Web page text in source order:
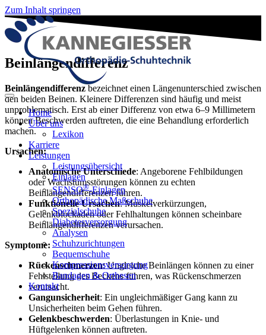
Zum Inhalt springen
Home
Über uns
Lexikon
Karriere
Leistungen
Leistungsübersicht
Einlagen
SENSO®-Einlagen
Orthopädische Maßschuhe
Spezialschuhe
Diabetesversorgung
Analysen
Schuhzurichtungen
Bequemschuhe
Kompressionsversorgung
Bandagen & Orthesen
Kontakt
Beinlängendifferenz
Beinlängendifferenz bezeichnet einen Längenunterschied zwischen
den beiden Beinen. Kleinere Differenzen sind häufig und meist
unproblematisch. Erst ab einer Differenz von etwa 6–9 Millimetern
können Beschwerden auftreten, die eine Behandlung erforderlich
machen.
Ursachen:
Anatomische Unterschiede: Angeborene Fehlbildungen
oder Wachstumsstörungen können zu echten
Beinlängendifferenzen führen.
Funktionelle Ursachen: Muskelverkürzungen,
Gelenkblockaden oder Fehlhaltungen können scheinbare
Beinlängendifferenzen verursachen.
Symptome:
Rückenschmerzen: Ungleiche Beinlängen können zu einer
Fehlstellung des Beckens führen, was Rückenschmerzen
verursacht.
Gangunsicherheit: Ein ungleichmäßiger Gang kann zu
Unsicherheiten beim Gehen führen.
Gelenkbeschwerden: Überlastungen in Knie- und
Hüftgelenken können auftreten.